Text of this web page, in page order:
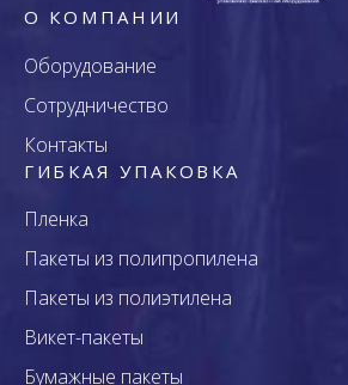
О КОМПАНИИ
Оборудование
Сотрудничество
Контакты
ГИБКАЯ УПАКОВКА
Пленка
Пакеты из полипропилена
Пакеты из полиэтилена
Викет-пакеты
Бумажные пакеты